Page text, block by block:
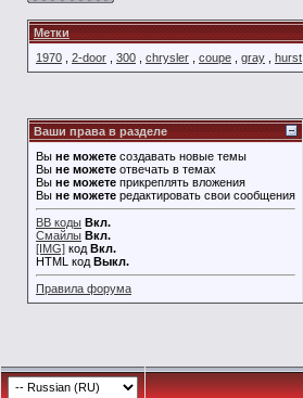
Метки
1970
2-door 300 chrysler coupe gray hurst
Ваши права в разделе
Вы не можете создавать новые темы
Вы не можете отвечать в темах
Вы не можете прикреплять вложения
Вы не можете редактировать свои сообщения
BB коды Вкл.
Смайлы Вкл.
[IMG] код Вкл.
HTML код Выкл.
Правила форума